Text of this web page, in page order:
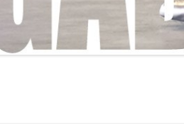
IDE BERLIN
STYLING VIDEO